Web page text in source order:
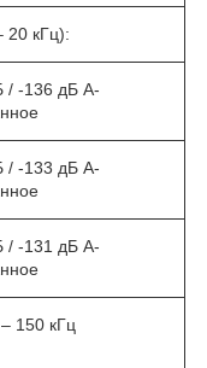
кГц):
/ -136 дБ А-
/ -133 дБ А-
/ -131 дБ А-
150 кГц